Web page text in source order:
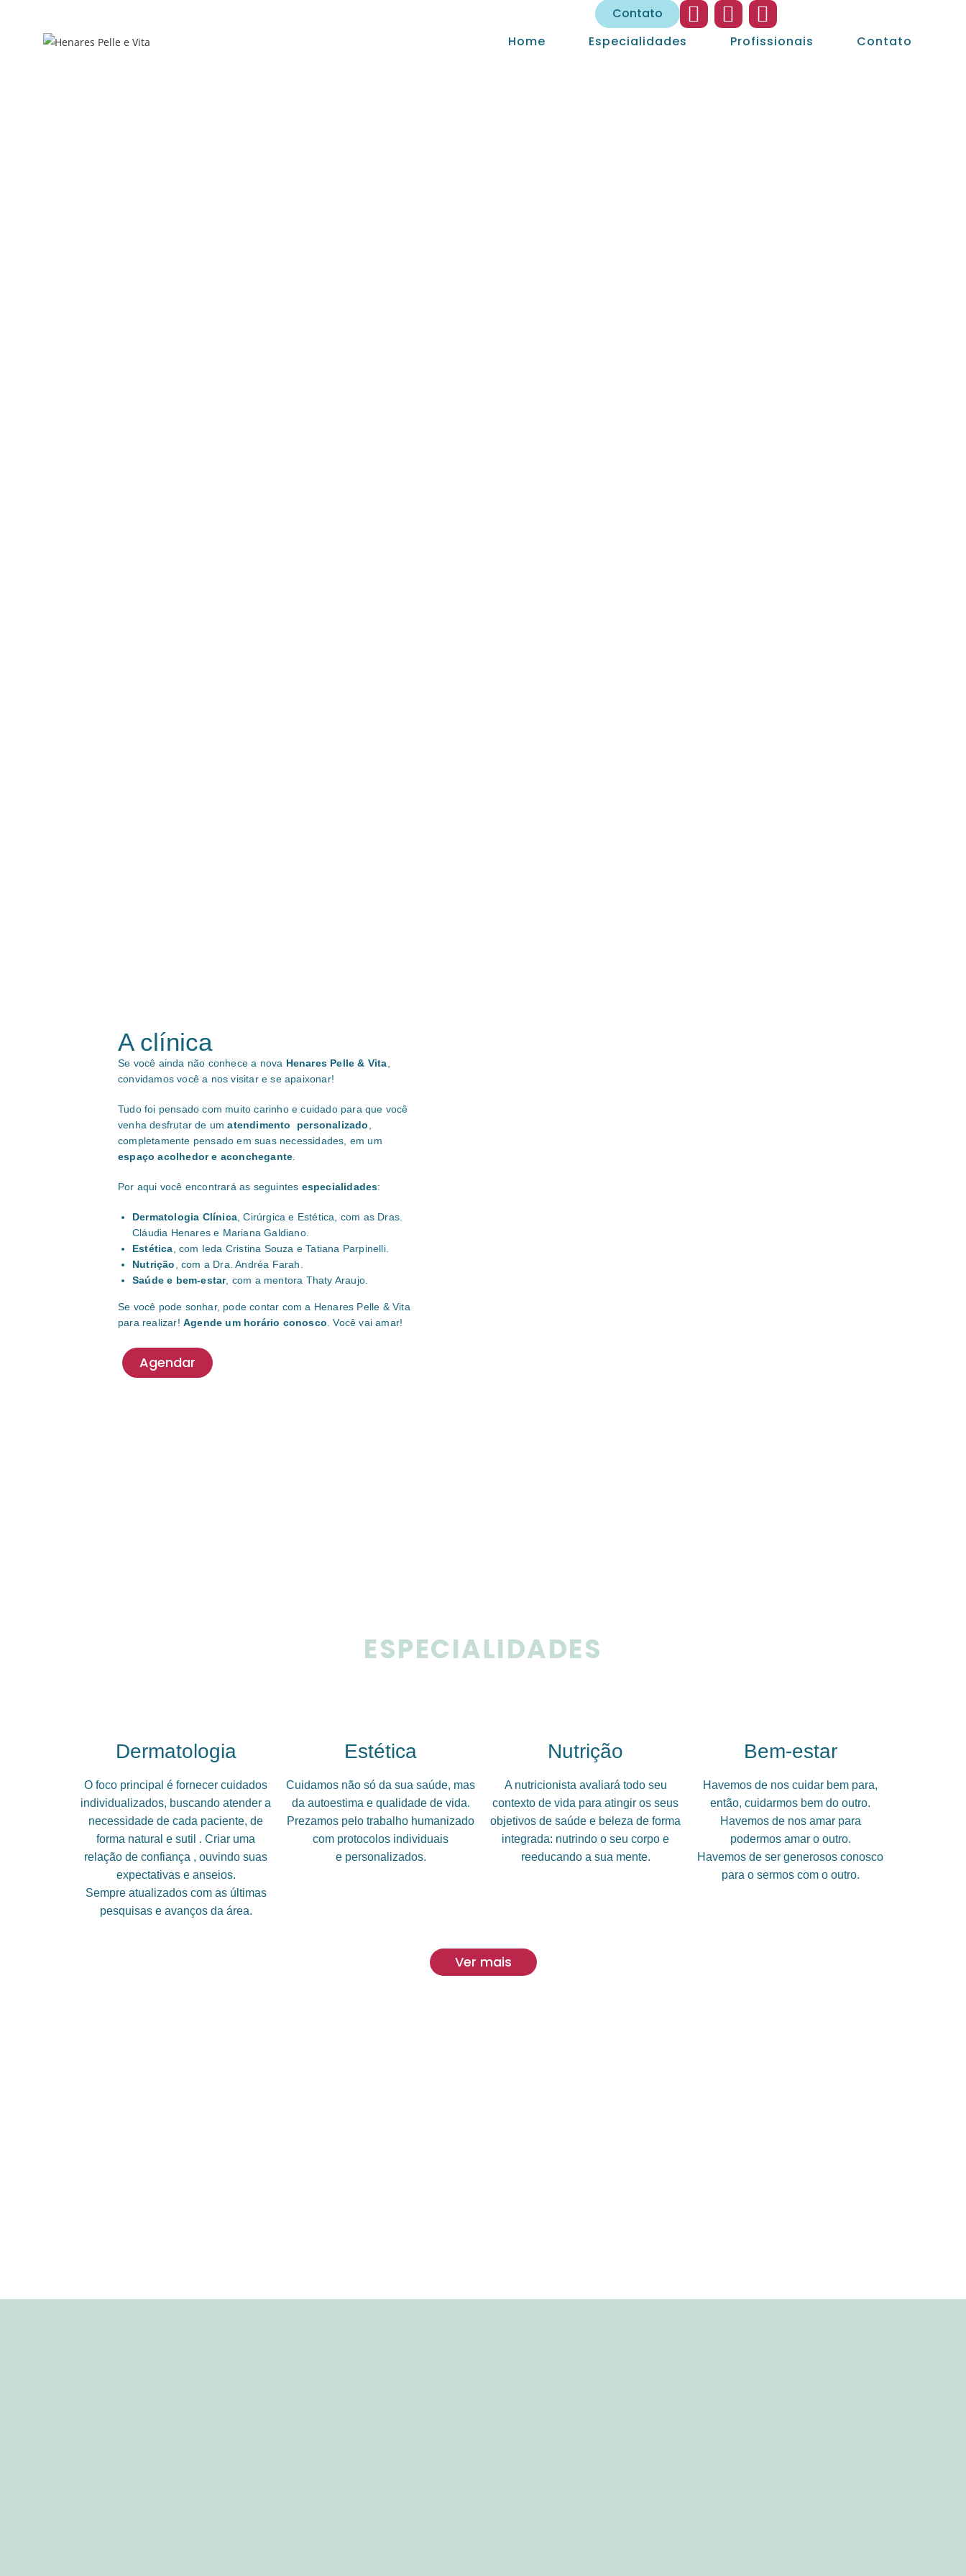
Home Especialidades Profissionais Contato
Contato
A clínica
Se você ainda não conhece a nova Henares Pelle & Vita
convidamos você a nos visitar e se apaixonar!
Tudo foi pensado com muito carinho e cuidado para que você
venha desfrutar de umatendimento personalizado
completamente pensado em suas necessidades, em um
espaçoacolhedor e aconchegante
Por aqui você encontrará as seguintes especialidades:
Dermatologia Clínica , Cirúrgica e Estética, com as Dras.
Cláudia Henares e Mariana Galdiano.
Estética , com Ieda Cristina Souza e Tatiana Parpinelli.
Nutrição
, com a Dra. Andréa Farah.
Saúde e bem-estar, com a mentora Thaty Araujo.
Se você pode sonhar, pode contar com a Henares Pelle & Vita
para realizar!Agende um horário conosco . Você vai amar!
Agendar
ESPECIALIDADES
Dermatologia
O foco principal é fornecer cuidados
individualizados, buscando atender a
necessidade de cada paciente, de
forma natural e sutil . Criar uma
relação de confiança , ouvindo suas
expectativas e anseios.
Sempre atualizados com as últimas
pesquisas e avanços da área.
Estética
Cuidamos não só da sua saúde, mas
da autoestima e qualidade de vida.
Prezamos pelo trabalho humanizado
com protocolos individuais
e personalizados.
Nutrição
A nutricionista avaliará todo seu
contexto de vida para atingir os seus
objetivos de saúde e beleza de forma
integrada: nutrindo o seu corpo e
reeducando a sua mente.
Bem-estar
Havemos de nos cuidar bem para,
então, cuidarmos bem do outro.
Havemos de nos amar para
podermos amar o outro.
Havemos de ser generosos conosco
para o sermos com o outro.
Ver mais